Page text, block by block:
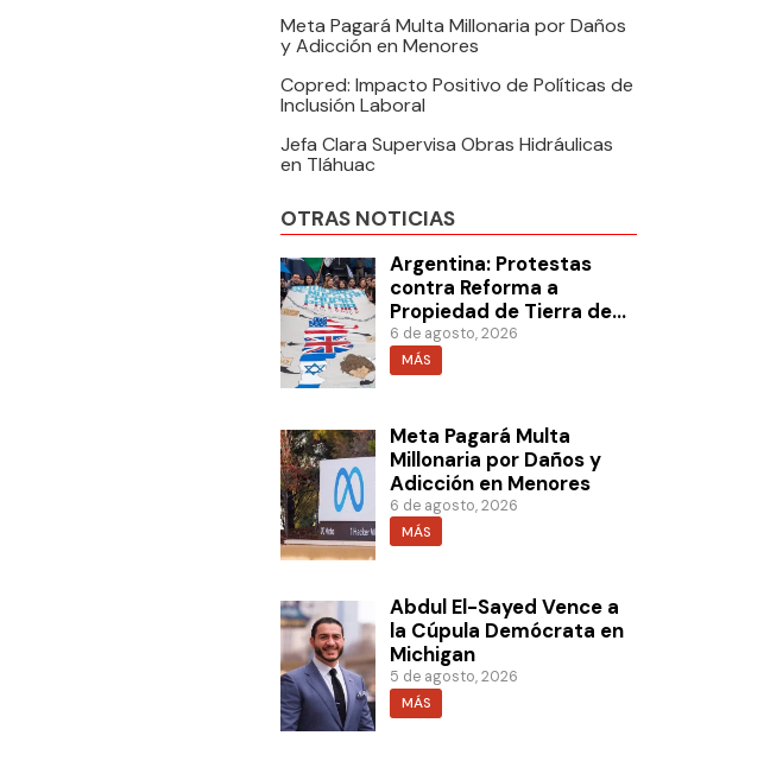
Meta Pagará Multa Millonaria por Daños
y Adicción en Menores
Copred: Impacto Positivo de Políticas de
Inclusión Laboral
Jefa Clara Supervisa Obras Hidráulicas
en Tláhuac
OTRAS NOTICIAS
Argentina: Protestas
contra Reforma a
Propiedad de Tierra de
Milei
6 de agosto, 2026
MÁS
Meta Pagará Multa
Millonaria por Daños y
Adicción en Menores
6 de agosto, 2026
MÁS
Abdul El-Sayed Vence a
la Cúpula Demócrata en
Michigan
5 de agosto, 2026
MÁS